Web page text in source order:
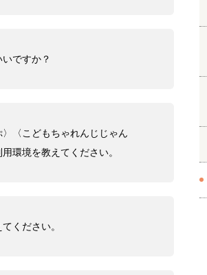
ですか？
〈こどもちゃれんじじゃん
環境を教えてください。
ください。